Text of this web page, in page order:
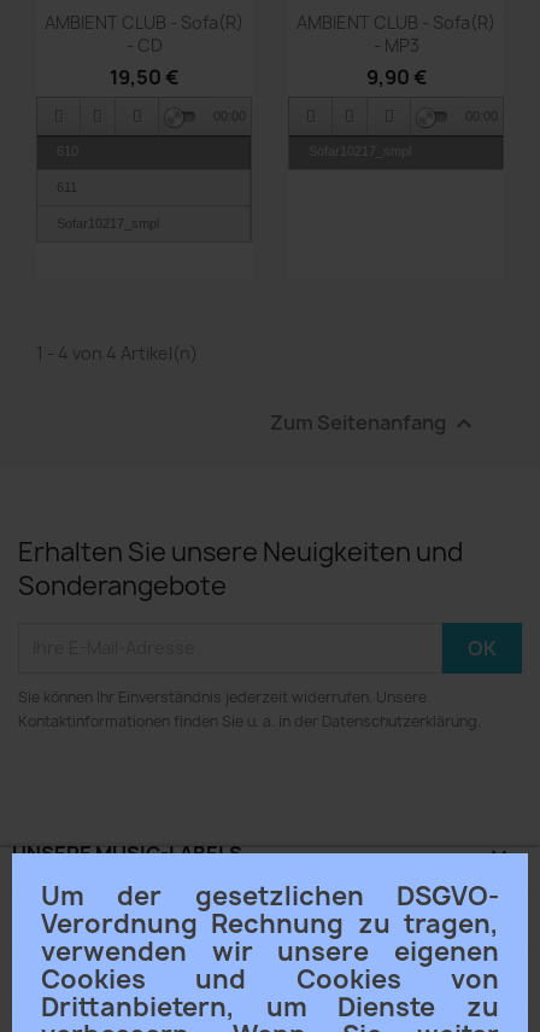
Um der gesetzlichen DSGVO-
Verordnung Rechnung zu tragen,
verwenden wir unsere eigenen
Cookies und Cookies von
Drittanbietern, um Dienste zu
Vorschau
AMBIENT CLUB - Sofa(r)
- CD
19,50 €
611
Sofar10217_smpl
00:00
Vorschau
AMBIENT CLUB - Sofa(r)
- MP3
9,90 €
Sofar10217_smpl
00:00
1 - 4 von 4 Artikel(n)
Zum Seitenanfang 
Erhalten Sie unsere Neuigkeiten und
Sonderangebote
Sie können Ihr Einverständnis jederzeit widerrufen. Unsere
Kontaktinformationen finden Sie u. a. in der Datenschutzerklärung.
UNSERE MUSIC-LABELS 
ACAMA® KLANGSCHALEN 
UNTERNEHMEN 